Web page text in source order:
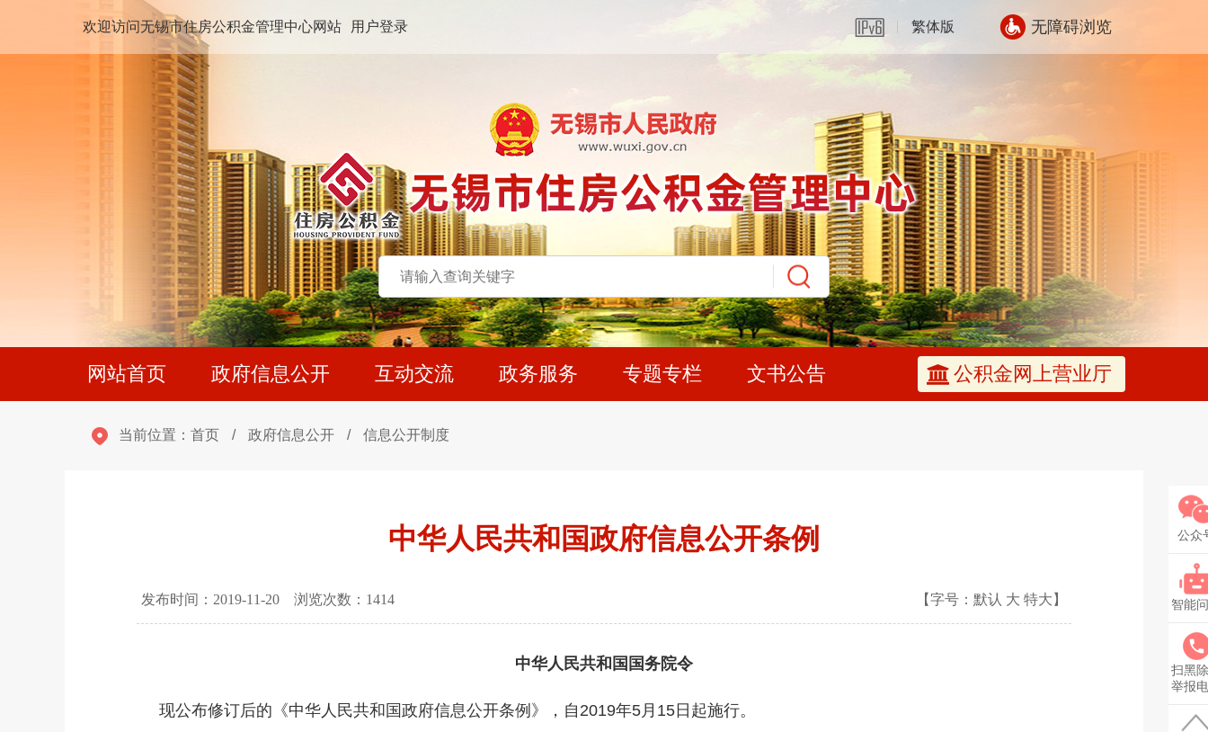
欢迎访问无锡市住房公积金管理中心网站 用户登录 繁体版 无障碍浏览
网站首页 政府信息公开 互动交流 政务服务 专题专栏 文书公告 公积金网上营业厅
当前位置： 首页 / 政府信息公开 / 信息公开制度
中华人民共和国政府信息公开条例
发布时间：2019-11-20 浏览次数： 1414 【字号： 默认 大 特大 】
中华人民共和国国务院令
现公布修订后的《中华人民共和国政府信息公开条例》，自2019年5月15日起施行。
公众
智能
扫黑
举报